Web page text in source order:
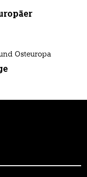
Osteuropa